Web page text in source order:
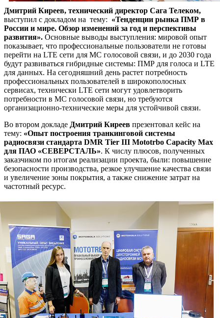
Дмитрий Киреев, технический директор Сага Телеком,
выступил с докладом на тему: «Тенденции рынка ПМР в
России и мире. Обзор изменений за год и перспективы
развития». Основные выводы выступления: мировой опыт
показывает, что профессиональные пользователи не готовы
перейти на LTE сети для МС голосовой связи, и до 2030 года
будут развиваться гибридные системы: ПМР для голоса и LTE
для данных. На сегодняшний день растет потребность
профессиональных пользователей в широкополосных
сервисах, технически LTE сети могут удовлетворить
потребности в МС голосовой связи, но требуются
организационно-технические меры для устойчивой связи.
Во втором докладе Дмитрий Киреев презентовал кейс на
тему: «Опыт построения транкинговой системы
радиосвязи стандарта DMR Tier III Mototrbo Capacity Max
для ПАО «СЕВЕРСТАЛЬ». К числу плюсов, полученных
заказчиком по итогам реализации проекта, были: повышение
безопасности производства, резкое улучшение качества связи
и увеличение зоны покрытия, а также снижение затрат на
частотный ресурс.